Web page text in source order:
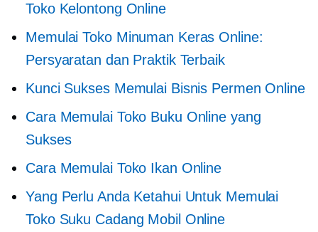
Toko Kelontong Online
Memulai Toko Minuman Keras Online:
Persyaratan dan Praktik Terbaik
Kunci Sukses Memulai Bisnis Permen Online
Cara Memulai Toko Buku Online yang
Sukses
Cara Memulai Toko Ikan Online
Yang Perlu Anda Ketahui Untuk Memulai
Toko Suku Cadang Mobil Online